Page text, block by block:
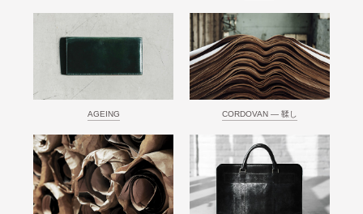
AGEING CORDOVAN ― 鞣し